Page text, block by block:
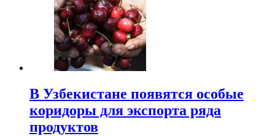
В Узбекистане появятся особые
коридоры для экспорта ряда
продуктов